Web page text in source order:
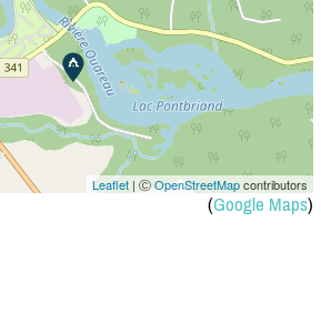
Leaflet | ⒸOpenStreetMapcontributors
(Google Maps)